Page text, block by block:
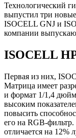
Технологический
выпустил три
ISOCELL GNJ и
компании
ISOCELL
Первая из них,
Матрица имеет
и формат 1/1,4
высоким
повысить
его на RGB-
отличается на 12%